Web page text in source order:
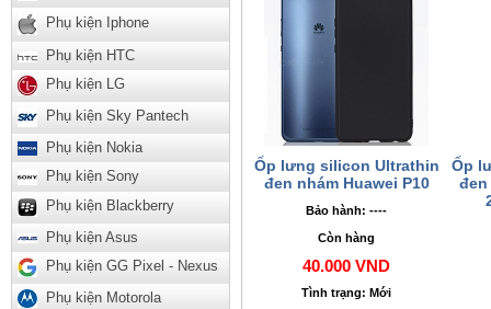
Phụ kiện Iphone
Phụ kiện HTC
Phụ kiện LG
Phụ kiện Sky Pantech
Phụ kiện Nokia
Phụ kiện Sony
Phụ kiện Blackberry
Phụ kiện Asus
Phụ kiện GG Pixel - Nexus
Phụ kiện Motorola
Ốp lưng silicon Ultrathin
đen nhám Huawei P10
Bảo hành: ----
Còn hàng
40.000 VND
Tình trạng: Mới
Ốp
đen